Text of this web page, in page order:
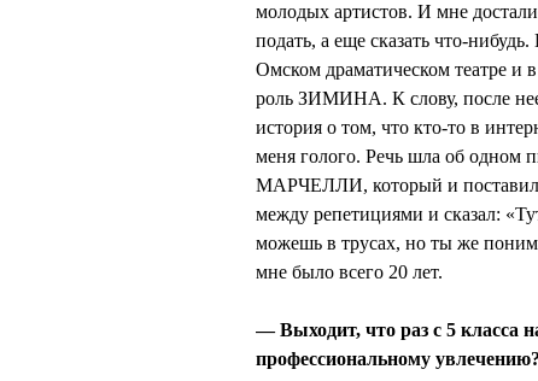
молодых артистов. И мне
подать, а еще сказать что-
Омском драматическом театре и
роль ЗИМИНА. К слову, после
история о том, что кто-то в
меня голого. Речь шла об одном
МАРЧЕЛЛИ, который и поставил
между репетициями и сказал:
можешь в трусах, но ты же
мне было всего 20 лет.
— Выходит, что раз с 5 класса
профессиональному увлечению?